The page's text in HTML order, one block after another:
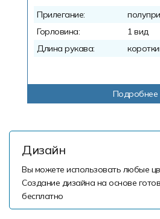
Прилегание:
Горловина:
1 вид
Длина рукава:
Подробнее
Дизайн
Вы можете использовать любые
Создание дизайна на основе
бесплатно